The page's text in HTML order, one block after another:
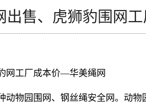
出售、虎狮豹围网
网工厂成本价—华美绳网
动物园围网、钢丝绳安全网。动物